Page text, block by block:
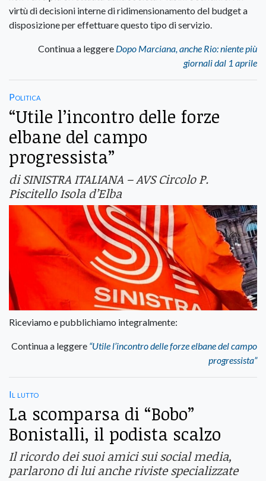
virtù di decisioni interne di ridimensionamento del budget a
disposizione per effettuare questo tipo di servizio.
Continua a leggere Dopo Marciana, anche Rio: niente più
giornali dal 1 aprile
Politica
“Utile l’incontro delle forze
elbane del campo
progressista”
di SINISTRA ITALIANA – AVS Circolo P.
Piscitello Isola d’Elba
Riceviamo e pubblichiamo integralmente:
Continua a leggere “Utile l’incontro delle forze elbane del campo
progressista”
Il lutto
La scomparsa di “Bobo”
Bonistalli, il podista scalzo
Il ricordo dei suoi amici sui social media,
parlarono di lui anche riviste specializzate